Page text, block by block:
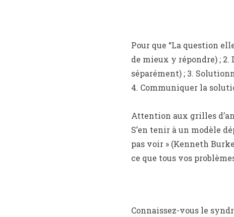
Pour que “La question
de mieux y répondre) ; 2.
séparément) ; 3.
4. Communiquer la
Attention aux grilles
S’en tenir à un modèle
pas voir » (Kenneth
ce que tous vos
Connaissez-vous le